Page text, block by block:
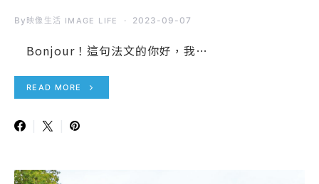
By 映像生活 IMAGE LIFE 2023-09-07
Bonjour！這句法文的你好，我…
READ MORE